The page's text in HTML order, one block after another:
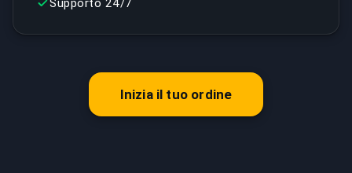
Supporto 24/7
Inizia il tuo ordine